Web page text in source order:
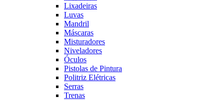
Lixadeiras
Luvas
Mandril
Máscaras
Misturadores
Niveladores
Óculos
Pistolas de Pintura
Politriz Elétricas
Serras
Trenas